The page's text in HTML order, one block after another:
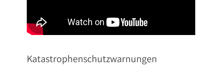
Katastrophenschutzwarnungen